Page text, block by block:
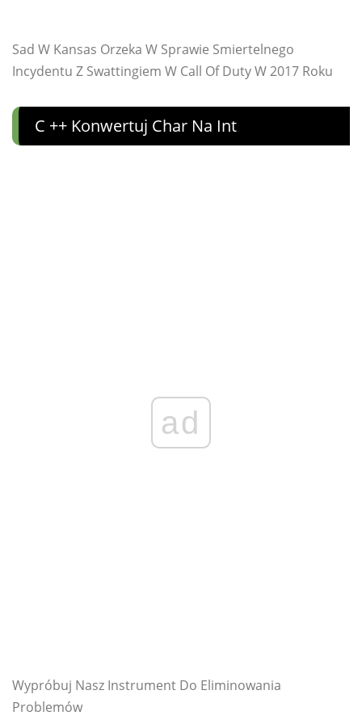
Sad W Kansas Orzeka W Sprawie Smiertelnego
Incydentu Z Swattingiem W Call Of Duty W 2017 Roku
C ++ Konwertuj Char Na Int
ad
Wypróbuj Nasz Instrument Do Eliminowania
Problemów